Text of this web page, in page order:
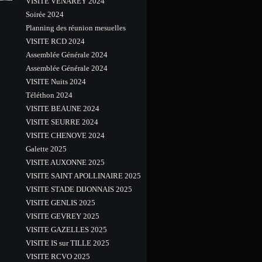
Soirée 2024
Planning des réunion mesuelles
VISITE RCD 2024
Assemblée Générale 2024
Assemblée Générale 2024
VISITE Nuits 2024
Téléthon 2024
VISITE BEAUNE 2024
VISITE SEURRE 2024
VISITE CHENOVE 2024
Galette 2025
VISITE AUXONNE 2025
VISITE SAINT APOLLINAIRE 2025
VISITE STADE DIJONNAIS 2025
VISITE GENLIS 2025
VISITE GEVREY 2025
VISITE GAZELLES 2025
VISITE IS sur TILLE 2025
VISITE RCVO 2025